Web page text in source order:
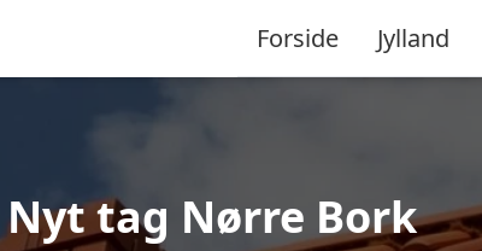
Forside Jylland
Nyt tag Nørre Bork